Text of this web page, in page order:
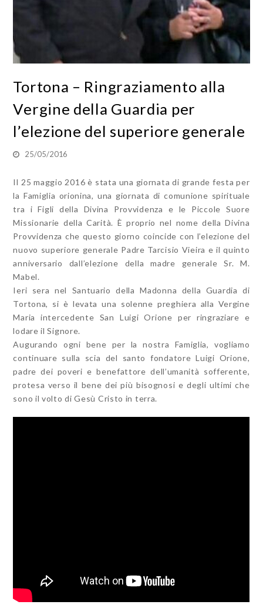
Tortona – Ringraziamento alla
Vergine della Guardia per
l’elezione del superiore generale
25/05/2016
Il 25 maggio 2016 è stata una giornata di grande festa per
la Famiglia orionina, una giornata di comunione spirituale
tra i Figli della Divina Provvidenza e le Piccole Suore
Missionarie della Carità. È proprio nel nome della Divina
Provvidenza che questo giorno coincide con l’elezione del
nuovo superiore generale Padre Tarcisio Vieira e il quinto
anniversario dall’elezione della madre generale Sr. M.
Mabel.
Ieri sera nel Santuario della Madonna della Guardia di
Tortona, si è levata una solenne preghiera alla Vergine
Maria intercedente San Luigi Orione per ringraziare e
lodare il Signore.
Augurando ogni bene per la nostra Famiglia, vogliamo
continuare sulla scia del santo fondatore Luigi Orione,
padre dei poveri e benefattore dell’umanità sofferente,
protesa verso il bene dei più bisognosi e degli ultimi che
sono il volto di Gesù Cristo in terra.